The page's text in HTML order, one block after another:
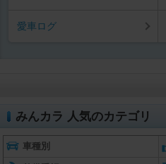
愛車ログ
みんカラ 人気のカテゴリ
車種別